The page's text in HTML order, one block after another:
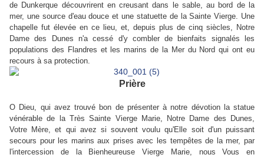
de Dunkerque découvrirent en creusant dans le sable, au bord de la
mer, une source d'eau douce et une statuette de la Sainte Vierge. Une
chapelle fut élevée en ce lieu, et, depuis plus de cinq siècles, Notre
Dame des Dunes n'a cessé d'y combler de bienfaits signalés les
populations des Flandres et les marins de la Mer du Nord qui ont eu
recours à sa protection.
Prière
O Dieu, qui avez trouvé bon de présenter à notre dévotion la statue
vénérable de la Très Sainte Vierge Marie, Notre Dame des Dunes,
Votre Mère, et qui avez si souvent voulu qu'Elle soit d'un puissant
secours pour les marins aux prises avec les tempêtes de la mer, par
l'intercession de la Bienheureuse Vierge Marie, nous Vous en